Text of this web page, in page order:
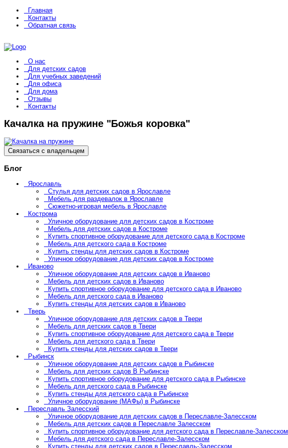
Главная
Контакты
Обратная связь
О нас
Для детских садов
Для учебных заведений
Для офиса
Для дома
Отзывы
Контакты
Качалка на пружине "Божья коровка"
Связаться с владельцем
Блог
Ярославль
Стулья для детских садов в Ярославле
Мебель для раздевалок в Ярославле
Сюжетно-игровая мебель в Ярославле
Кострома
Уличное оборудование для детских садов в Костроме
Мебель для детских садов в Костроме
Купить спортивное оборудование для детского сада в Костроме
Мебель для детского сада в Костроме
Купить стенды для детских садов в Костроме
Уличное оборудование для детских садов в Костроме
Иваново
Уличное оборудование для детских садов в Иваново
Мебель для детских садов в Иваново
Купить спортивное оборудование для детского сада в Иваново
Мебель для детского сада в Иваново
Купить стенды для детских садов в Иваново
Тверь
Уличное оборудование для детских садов в Твери
Мебель для детских садов в Твери
Купить спортивное оборудование для детского сада в Твери
Мебель для детского сада в Твери
Купить стенды для детских садов в Твери
Рыбинск
Уличное оборудование для детских садов в Рыбинске
Мебель для детских садов В Рыбинске
Купить спортивное оборудование для детского сада в Рыбинске
Мебель для детского сада в Рыбинске
Купить стенды для детского сада в Рыбинске
Уличное оборудование (МАФы) в Рыбинске
Переславль Залесский
Уличное оборудование для детских садов в Переславле-Залесском
Мебель для детских садов в Переславле Залесском
Купить спортивное оборудование для детского сада в Переславле-Залесском
Мебель для детского сада в Переславле-Залесском
Купить стенды для детских садов в Переславль-Залесском